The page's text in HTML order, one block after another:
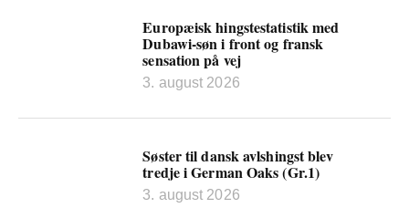
Europæisk hingstestatistik med
Dubawi-søn i front og fransk
sensation på vej
3. august 2026
Søster til dansk avlshingst blev
tredje i German Oaks (Gr.1)
3. august 2026